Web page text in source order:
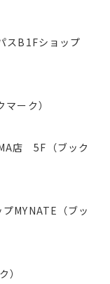
スB1Fショップ
ーク）
店 5F（ブック
MYNATE（ブッ
）